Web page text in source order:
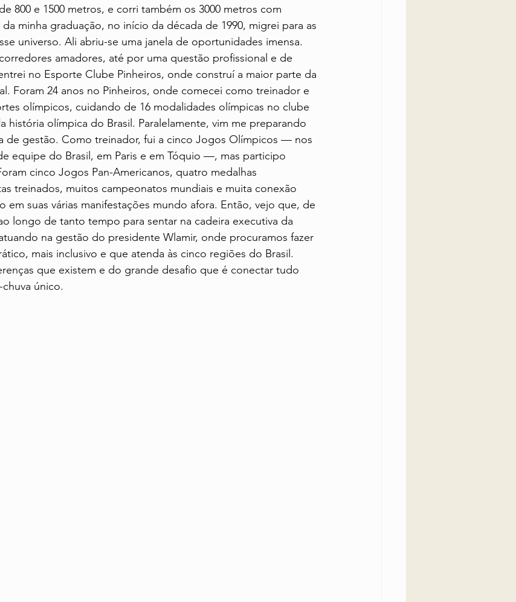
800 e 1500 metros, e corri também os 3000 metros com
minha graduação, no início da década de 1990, migrei para as
universo. Ali abriu-se uma janela de oportunidades imensa.
amadores, até por uma questão profissional e de
no Esporte Clube Pinheiros, onde construí a maior parte da
Foram 24 anos no Pinheiros, onde comecei como treinador e
olímpicos, cuidando de 16 modalidades olímpicas no clube
história olímpica do Brasil. Paralelamente, vim me preparando
de gestão. Como treinador, fui a cinco Jogos Olímpicos — nos
equipe do Brasil, em Paris e em Tóquio —, mas participo
cinco Jogos Pan-Americanos, quatro medalhas
treinados, muitos campeonatos mundiais e muita conexão
suas várias manifestações mundo afora. Então, vejo que, de
longo de tanto tempo para sentar na cadeira executiva da
na gestão do presidente Wlamir, onde procuramos fazer
mais inclusivo e que atenda às cinco regiões do Brasil.
que existem e do grande desafio que é conectar tudo
único.